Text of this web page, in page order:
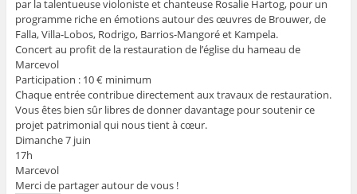
par la talentueuse violoniste et chanteuse Rosalie Hartog, pour un
programme riche en émotions autour des œuvres de Brouwer, de
Falla, Villa-Lobos, Rodrigo, Barrios-Mangoré et Kampela.
Concert au profit de la restauration de l’église du hameau de
Marcevol
Participation : 10 € minimum
Chaque entrée contribue directement aux travaux de restauration.
Vous êtes bien sûr libres de donner davantage pour soutenir ce
projet patrimonial qui nous tient à cœur.
Dimanche 7 juin
17h
Marcevol
Merci de partager autour de vous !